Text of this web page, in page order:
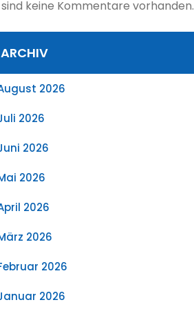
sind keine Kommentare vorhanden.
ARCHIV
2026
2026
2026
2026
2026
2026
2026
2026